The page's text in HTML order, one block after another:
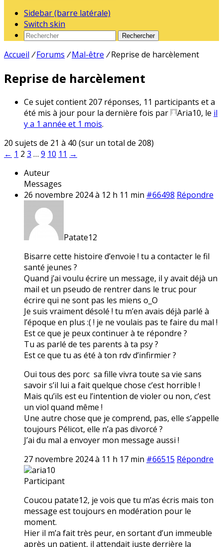
Sidebar (barre latérale)
Switch skin
Rechercher
Accueil / Forums / Mal-être / Reprise de harcèlement
Reprise de harcèlement
Ce sujet contient 207 réponses, 11 participants et a
été mis à jour pour la dernière fois par
Aria10, le il
y a 1 année et 1 mois.
20 sujets de 21 à 40 (sur un total de 208)
← 1 2 3 … 9 10 11 →
Auteur
Messages
26 novembre 2024 à 12 h 11 min #66498 Répondre
Patate12
Bisarre cette histoire d’envoie ! tu a contacter le fil
santé jeunes ?
Quand j’ai voulu écrire un message, il y avait déjà un
mail et un pseudo de rentrer dans le truc pour
écrire qui ne sont pas les miens o_O
Je suis vraiment désolé ! tu m’en avais déjà parlé à
l’époque en plus :( ! je ne voulais pas te faire du mal !
Est ce que je peux continuer à te répondre ?
Tu as parlé de tes parents à ta psy ?
Est ce que tu as été à ton rdv d’infirmier ?
Oui tous des porc sa fille vivra toute sa vie sans
savoir s’il lui a fait quelque chose c’est horrible !
Mais qu’ils est eu l’intention de violer ou non, c’est
un viol quand même !
Une autre chose que je comprend, pas, elle s’appelle
toujours Pélicot, elle n’a pas divorcé ?
J’ai du mal a envoyer mon message aussi !
27 novembre 2024 à 11 h 17 min #66515 Répondre
aria10
Participant
Coucou patate12, je vois que tu m’as écris mais ton
message est toujours en modération pour le
moment.
Hier il m’a fait très peur, en sortant d’un immeuble
après un patient, il attendait juste derrière la